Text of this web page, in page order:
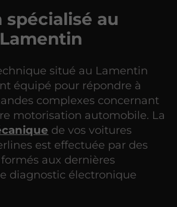
au
situé au Lamentin
équipé pour répondre à
complexes concernant
motorisation automobile. La
de vos voitures
est effectuée par des
aux dernières
diagnostic électronique